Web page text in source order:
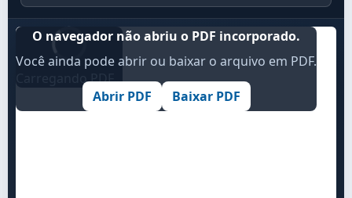
Carregando PDF...
O navegador não abriu o PDF incorporado.
Você ainda pode abrir ou baixar o arquivo em PDF.
Abrir PDF Baixar PDF